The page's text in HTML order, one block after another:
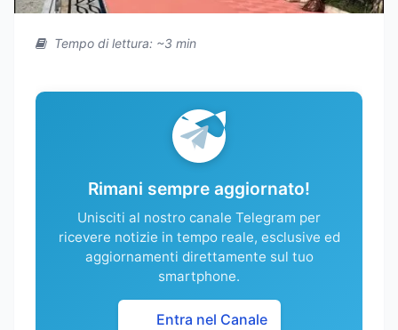
Tempo di lettura: ~3 min
Rimani sempre aggiornato!
Unisciti al nostro canale Telegram per
ricevere notizie in tempo reale, esclusive ed
aggiornamenti direttamente sul tuo
smartphone.
Entra nel Canale